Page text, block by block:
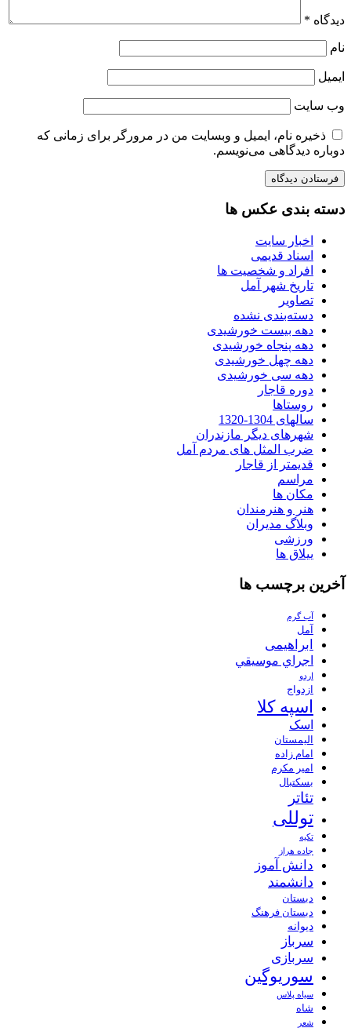
دیدگاه *
نام
ایمیل
وب‌ سایت
ذخیره نام، ایمیل و وبسایت من در مرورگر برای زمانی که
دوباره دیدگاهی می‌نویسم.
دسته بندی عکس ها
اخبار سایت
اسناد قدیمی
افراد و شخصیت ها
تاریخ شهر آمل
تصاویر
دسته‌بندی نشده
دهه بیست خورشیدی
دهه پنجاه خورشیدی
دهه چهل خورشیدی
دهه سی خورشیدی
دوره قاجار
روستاها
سالهای 1304-1320
شهرهای دیگر مازندران
ضرب المثل های مردم آمل
قدیمتر از قاجار
مراسم
مکان ها
هنر و هنرمندان
وبلاگ مدیران
ورزشی
ییلاق ها
آخرین برچسب ها
آب گرم
آمل
ابراهیمی
اجراي موسيقي
اردو
ازدواج
اسپه کلا
اسک
الیمستان
امام زاده
امیر مکرم
بسکتبال
تئاتر
توللی
تکیه
جاده هراز
دانش آموز
دانشمند
دبستان
دبستان فرهنگ
دیوانه
سرباز
سربازی
سوریوگین
سیاه پلاس
شاه
شعر